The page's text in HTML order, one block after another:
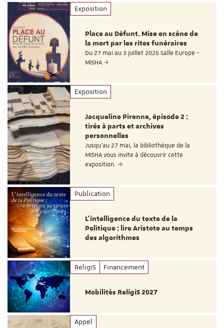
Exposition
Place au Défunt. Mise en scène de
la mort par les rites funéraires
Du 27 mai au 3 juillet 2026 Salle Europe -
MISHA
Exposition
Jacqueline Pirenne, épisode 2 :
tirés à parts et archives
personnelles
Jusqu’au 27 mai, la bibliothèque de la
MISHA vous invite à découvrir cette
exposition.
Publication
L’intelligence du texte de la
Politique : lire Aristote au temps
des algorithmes
ReligiS Financement
Mobilités ReligiS 2027
Appel